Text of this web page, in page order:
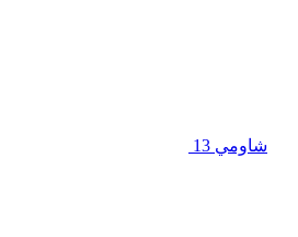
شاومي 13